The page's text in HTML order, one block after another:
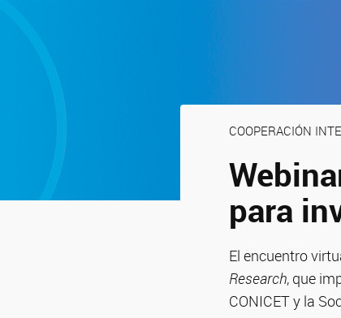
COOPERACIÓN
para
El encuentro
Research, que
CONICET y la